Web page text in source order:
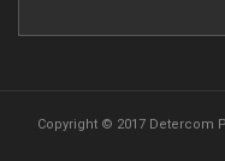
Copyright © 2017 Detercom